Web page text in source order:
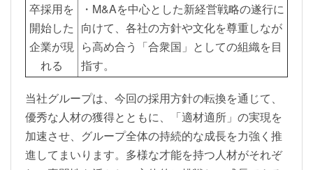
卒採用を
開始した
企業が現
れる
・M&Aを中心とした新経営戦略の遂行に
向けて、各社の方針や文化を尊重しなが
ら高め合う「合衆国」としての組織を目
指す。
当社グループは、今回の採用方針の転換を通じて、
優秀な人材の獲得とともに、「適材適所」の実現を
加速させ、グループ全体の持続的な成長を力強く推
進してまいります。多様な才能を持つ人材がそれぞ